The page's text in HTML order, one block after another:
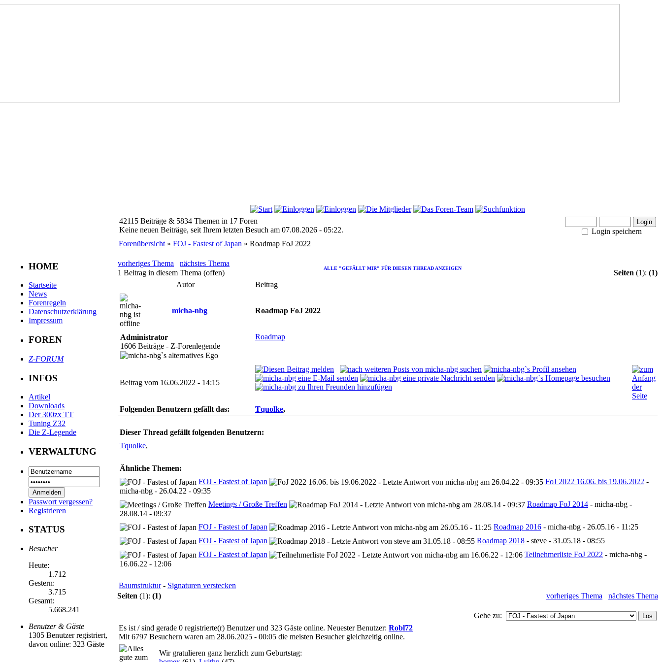
HOME
Startseite
News
Forenregeln
Datenschutzerklärung
Impressum
FOREN
Z-FORUM
INFOS
Artikel
Downloads
Der 300zx TT
Tuning Z32
Die Z-Legende
VERWALTUNG
Passwort vergessen?
Registrieren
STATUS
Besucher
Heute:
1.712
Gestern:
3.715
Gesamt:
5.668.241
Benutzer & Gäste
1305 Benutzer registriert,
davon online: 323 Gäste
42115 Beiträge & 5834 Themen in 17 Foren
Keine neuen Beiträge, seit Ihrem letzten Besuch am 07.08.2026 - 05:22.
Login speichern
Forenübersicht » FOJ - Fastest of Japan » Roadmap FoJ 2022
vorheriges Thema nächstes Thema
ALLE "GEFÄLLT MIR" FÜR DIESEN THREAD ANZEIGEN
1 Beitrag in diesem Thema (offen) Seiten (1): (1)
Autor
Beitrag
micha-nbg Roadmap FoJ 2022
Administrator
1606 Beiträge - Z-Forenlegende
Roadmap
Beitrag vom 16.06.2022 - 14:15
Folgenden Benutzern gefällt das: Tquolke,
Dieser Thread gefällt folgenden Benutzern:
Tquolke,
Ähnliche Themen:
FOJ - Fastest of Japan
FoJ 2022 16.06. bis 19.06.2022 -
micha-nbg - 26.04.22 - 09:35
Meetings / Große Treffen
Roadmap FoJ 2014 - micha-nbg -
28.08.14 - 09:37
FOJ - Fastest of Japan
Roadmap 2016 - micha-nbg - 26.05.16 - 11:25
FOJ - Fastest of Japan
Roadmap 2018 - steve - 31.05.18 - 08:55
FOJ - Fastest of Japan
Teilnehmerliste FoJ 2022 - micha-nbg -
16.06.22 - 12:06
Baumstruktur- Signaturen verstecken
Seiten (1): (1) vorheriges Thema nächstes Thema
Gehe zu:
Es ist / sind gerade 0 registrierte(r) Benutzer und 323 Gäste online. Neuester Benutzer: Robl72
Mit 6797 Besuchern waren am 28.06.2025 - 00:05 die meisten Besucher gleichzeitig online.
Wir gratulieren ganz herzlich zum Geburtstag: